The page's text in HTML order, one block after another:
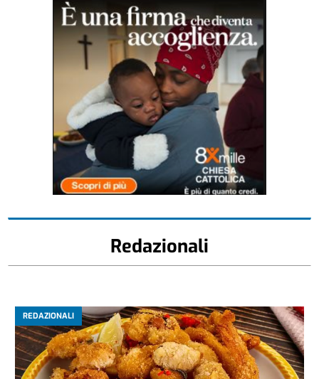
Redazionali
REDAZIONALI